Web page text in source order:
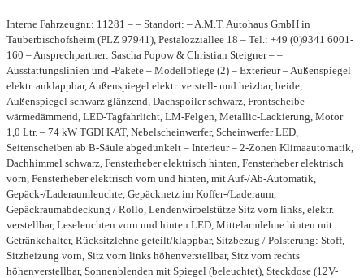
Interne Fahrzeugnr.: 11281 – – Standort: – A.M.T. Autohaus GmbH in
Tauberbischofsheim (PLZ 97941), Pestalozziallee 18 – Tel.: +49 (0)9341 6001-
160 – Ansprechpartner: Sascha Popow & Christian Steigner – –
Ausstattungslinien und -Pakete – Modellpflege (2) – Exterieur – Außenspiegel
elektr. anklappbar, Außenspiegel elektr. verstell- und heizbar, beide,
Außenspiegel schwarz glänzend, Dachspoiler schwarz, Frontscheibe
wärmedämmend, LED-Tagfahrlicht, LM-Felgen, Metallic-Lackierung, Motor
1,0 Ltr. – 74 kW TGDI KAT, Nebelscheinwerfer, Scheinwerfer LED,
Seitenscheiben ab B-Säule abgedunkelt – Interieur – 2-Zonen Klimaautomatik,
Dachhimmel schwarz, Fensterheber elektrisch hinten, Fensterheber elektrisch
vorn, Fensterheber elektrisch vorn und hinten, mit Auf-/Ab-Automatik,
Gepäck-/Laderaumleuchte, Gepäcknetz im Koffer-/Laderaum,
Gepäckraumabdeckung / Rollo, Lendenwirbelstütze Sitz vorn links, elektr.
verstellbar, Leseleuchten vorn und hinten LED, Mittelarmlehne hinten mit
Getränkehalter, Rücksitzlehne geteilt/klappbar, Sitzbezug / Polsterung: Stoff,
Sitzheizung vorn, Sitz vorn links höhenverstellbar, Sitz vorn rechts
höhenverstellbar, Sonnenblenden mit Spiegel (beleuchtet), Steckdose (12V-